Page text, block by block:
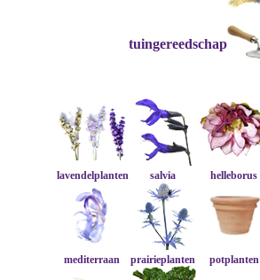
tuingereedschap
lavendelplanten salvia helleborus
mediterraan prairieplanten potplanten